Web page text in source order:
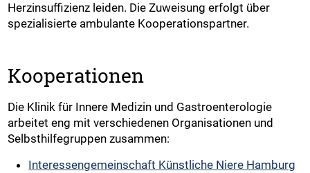
Herzinsuffizienz leiden. Die Zuweisung erfolgt über
spezialisierte ambulante Kooperationspartner.
Kooperationen
Die Klinik für Innere Medizin und Gastroenterologie
arbeitet eng mit verschiedenen Organisationen und
Selbsthilfegruppen zusammen:
Interessengemeinschaft Künstliche Niere Hamburg